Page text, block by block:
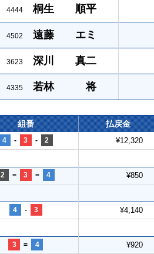
4444 桐生 順平
4502 遠藤 エミ
3623 深川 真二
4335 若林 将
組番 払戻金
4 - 3 - 2 ¥12,320
2 = 3 = 4 ¥850
4 - 3 ¥4,140
3 = 4 ¥920